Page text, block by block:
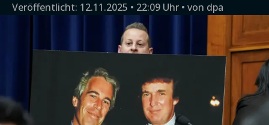
Veröffentlicht: 12.11.2025 • 22:09 Uhr von dpa